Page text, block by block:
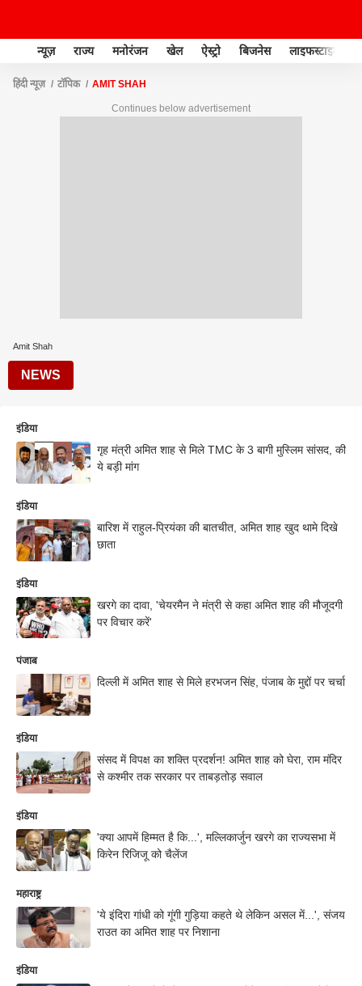
न्यूज़ राज्य मनोरंजन खेल ऐस्ट्रो बिजनेस लाइफस्टाइल
हिंदी न्यूज़ टॉपिक AMIT SHAH
Continues below advertisement
Amit Shah
NEWS
इंडिया
गृह मंत्री अमित शाह से मिले TMC के 3 बागी मुस्लिम सांसद, की
ये बड़ी मांग
इंडिया
बारिश में राहुल-प्रियंका की बातचीत, अमित शाह खुद थामे दिखे
छाता
इंडिया
खरगे का दावा, 'चेयरमैन ने मंत्री से कहा अमित शाह की मौजूदगी
पर विचार करें'
पंजाब
दिल्ली में अमित शाह से मिले हरभजन सिंह, पंजाब के मुद्दों पर चर्चा
इंडिया
संसद में विपक्ष का शक्ति प्रदर्शन! अमित शाह को घेरा, राम मंदिर
से कश्मीर तक सरकार पर ताबड़तोड़ सवाल
इंडिया
'क्या आपमें हिम्मत है कि...', मल्लिकार्जुन खरगे का राज्यसभा में
किरेन रिजिजू को चैलेंज
महाराष्ट्र
'ये इंदिरा गांधी को गूंगी गुड़िया कहते थे लेकिन असल में...', संजय
राउत का अमित शाह पर निशाना
इंडिया